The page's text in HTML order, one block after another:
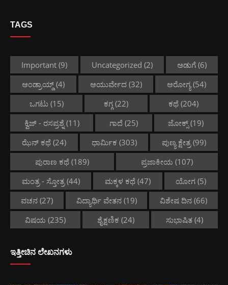
TAGS
Important (9) Uncategorized (2) ಅಡುಗೆ (6)
ಆಂಡ್ರಾಯ್ಡ್(4) ಆಯುರ್ವೇದ(32) ಆರೋಗ್ಯ (54)
ಒಗಟು(15) ಕಗ್ಗ(22) ಕಥೆ (204)
ಕ್ವಿಜ್ - ರಸಪ್ರಶ್ನೆ (11) ಗಾದೆ(25) ಜೋಕ್ಸ್ (19)
ಝೆನ್ ಕಥೆ(24) ಧಾರ್ಮಿಕ (303) ಪುಣ್ಯ ಕ್ಷೇತ್ರ(99)
ಪುರಾಣ ಕಥೆ (189) ಪ್ರಜಾಕೀಯ (107)
ಮಂತ್ರ - ಸ್ತೋತ್ರ(44) ಮಕ್ಕಳ ಕಥೆ(47) ಯೋಗ (5)
ವಚನ(27) ವಿದ್ಯಾರ್ಥಿ ವೇತನ(19) ವಿಶೇಷ ದಿನ (66)
ವಿಷಯ (235) ಶೈಕ್ಷಣಿಕ (24) ಸುಭಾಷಿತ (4)
ಇತ್ತೀಚಿನ ಲೇಖನಗಳು